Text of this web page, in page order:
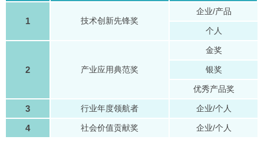
1 技术创新先锋奖
企业/产品
个人
2 产业应用典范奖
金奖
银奖
优秀产品奖
3 行业年度领航者 企业/个人
4 社会价值贡献奖 企业/个人